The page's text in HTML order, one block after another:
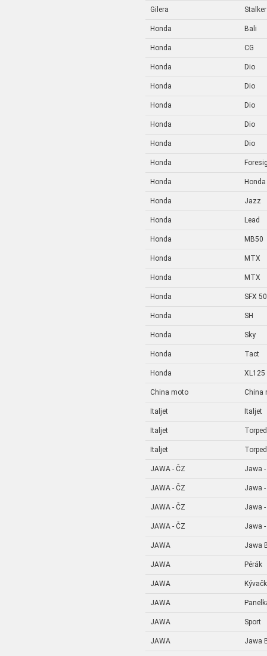
Gilera
Honda Bali
Honda CG
Honda Dio
Honda Dio
Honda Dio
Honda Dio
Honda Dio
Honda
Honda Honda
Honda Jazz
Honda Lead
Honda MB50
Honda MTX
Honda MTX
Honda SFX 50
Honda SH
Honda Sky
Honda Tact
Honda XL125
China moto China
Italjet Italjet
Italjet
Italjet
JAWA - ČZ Jawa
JAWA - ČZ Jawa
JAWA - ČZ Jawa
JAWA - ČZ Jawa
JAWA Jawa
JAWA Pérák
JAWA
JAWA
JAWA Sport
JAWA Jawa